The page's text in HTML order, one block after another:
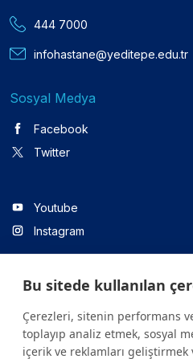
444 7000
infohastane@yeditepe.edu.tr
Sosyal Medya
Facebook
Twitter
Youtube
Instagram
Linkedin
Bu sitede kullanılan
Çerezleri, sitenin performans
toplayıp analiz etmek, sosyal
içerik ve reklamları